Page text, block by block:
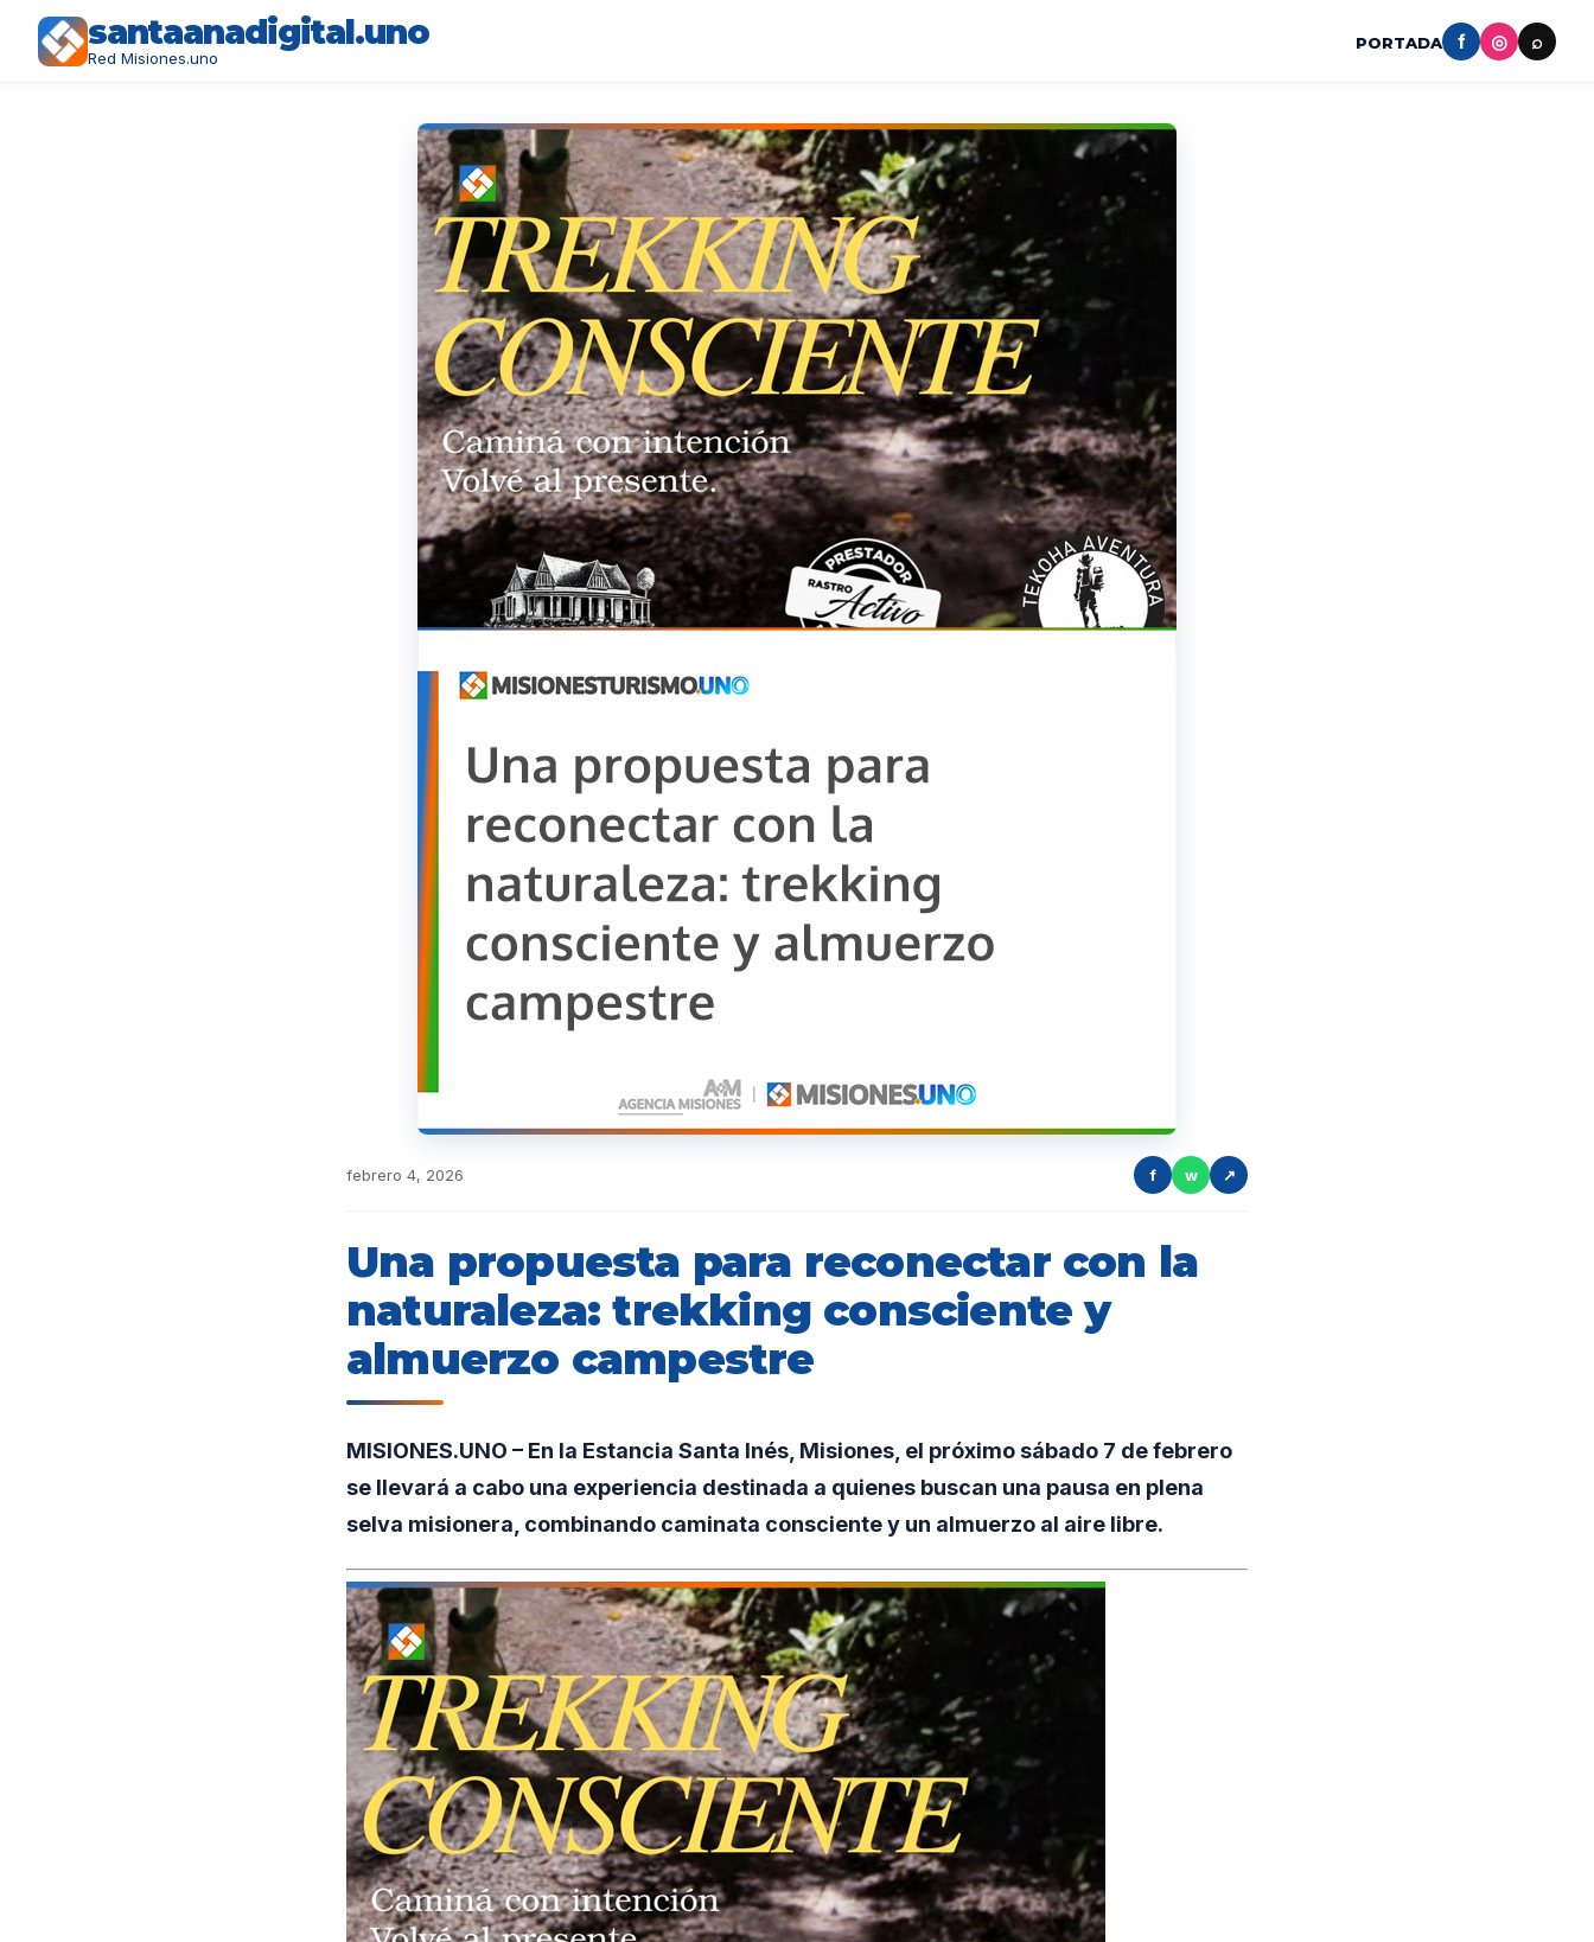
santaanadigital.uno
Red Misiones.uno
PORTADA f ◎ ⌕
febrero 4, 2026 f w ↗
Una propuesta para reconectar con la
naturaleza: trekking consciente y
almuerzo campestre
MISIONES.UNO – En la Estancia Santa Inés, Misiones, el próximo sábado 7 de febrero
se llevará a cabo una experiencia destinada a quienes buscan una pausa en plena
selva misionera, combinando caminata consciente y un almuerzo al aire libre.